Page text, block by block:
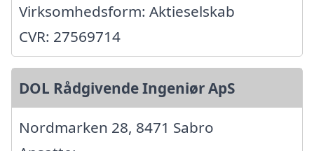
Virksomhedsform: Aktieselskab
CVR: 27569714
DOL Rådgivende Ingeniør ApS
Nordmarken 28, 8471 Sabro